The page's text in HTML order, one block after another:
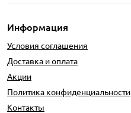
Информация
Условия соглашения
Доставка и оплата
Акции
Политика конфиденциальности
Контакты